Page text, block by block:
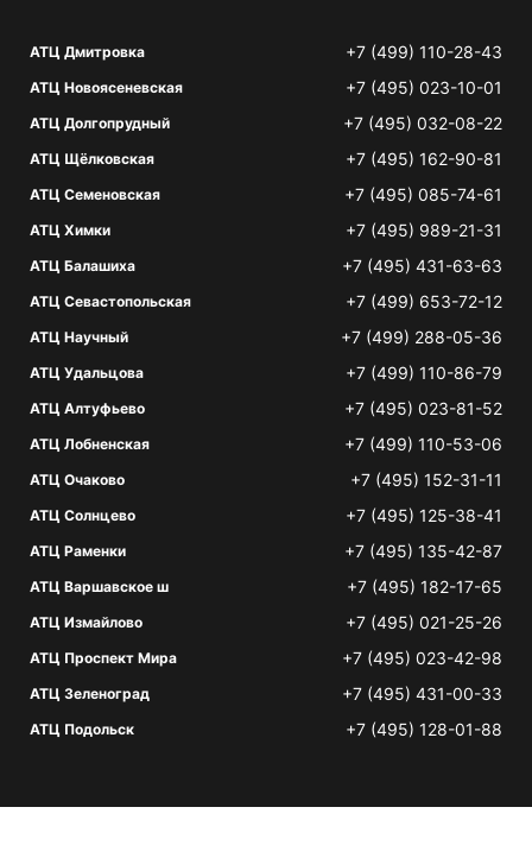
АТЦ Дмитровка +7 (499) 110-28-43
АТЦ Новоясеневская +7 (495) 023-10-01
АТЦ Долгопрудный +7 (495) 032-08-22
АТЦ Щёлковская +7 (495) 162-90-81
АТЦ Семеновская +7 (495) 085-74-61
АТЦ Химки +7 (495) 989-21-31
АТЦ Балашиха +7 (495) 431-63-63
АТЦ Севастопольская +7 (499) 653-72-12
АТЦ Научный +7 (499) 288-05-36
АТЦ Удальцова +7 (499) 110-86-79
АТЦ Алтуфьево +7 (495) 023-81-52
АТЦ Лобненская +7 (499) 110-53-06
АТЦ Очаково +7 (495) 152-31-11
АТЦ Солнцево +7 (495) 125-38-41
АТЦ Раменки +7 (495) 135-42-87
АТЦ Варшавское ш +7 (495) 182-17-65
АТЦ Измайлово +7 (495) 021-25-26
АТЦ Проспект Мира +7 (495) 023-42-98
АТЦ Зеленоград +7 (495) 431-00-33
АТЦ Подольск +7 (495) 128-01-88